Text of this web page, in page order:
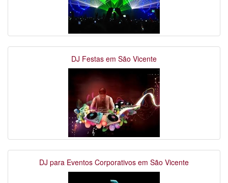
DJ Festas em São Vicente
DJ para Eventos Corporativos em São Vicente